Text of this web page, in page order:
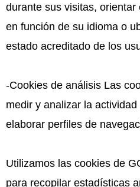
durante sus visitas,
en función de su idioma o
estado acreditado de los
-Cookies de análisis Las
medir y analizar la
elaborar perfiles de
Utilizamos las cookies de
para recopilar estadísticas